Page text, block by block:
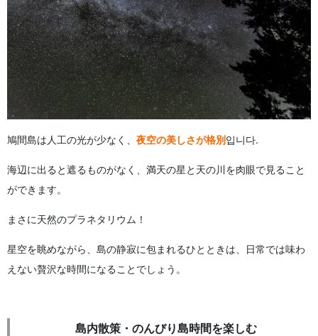
鳩間島は人工の光が少なく、 夜空の美しさが格別입니다.
海辺に出ると遮るものがなく、満天の星と天の川を肉眼で見ること
ができます。
まさに天然のプラネタリウム！
星空を眺めながら、島の静寂に包まれるひとときは、日常では味わ
えない贅沢な時間になることでしょう。
島内散策・のんびり島時間を楽しむ